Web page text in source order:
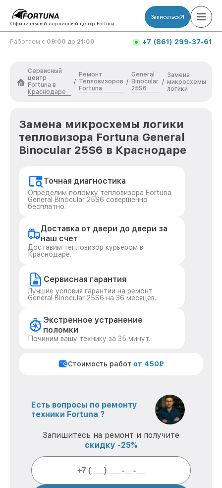
Официальный сервисный центр Fortuna
Записаться
Работаем с 09:00 до 21:00 +7 (861) 299-37-61
Сервисный
центр
Fortuna в
Краснодаре
/
Ремонт
Тепловизоров
Fortuna
/
General
Binocular
25S6
/
Замена
микросхемы
логики
Замена микросхемы логики
тепловизора Fortuna General
Binocular 25S6 в Краснодаре
Точная диагностика
Определим поломку тепловизора Fortuna
General Binocular 25S6 совершенно
бесплатно.
Доставка от двери до двери за
наш счет
Доставим тепловизор курьером в
Краснодаре.
Сервисная гарантия
Лучшие условия гарантии на ремонт
General Binocular 25S6 на 36 месяцев.
Экстренное устранение
поломки
Починим вашу технику за 35 минут.
Стоимость работ от 450₽
Есть вопросы по ремонту
техники Fortuna ?
Запишитесь на ремонт и получите
скидку -25%